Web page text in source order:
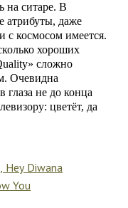
на ситаре. В
атрибуты, даже
с космосом имеется.
хороших
сложно
Очевидна
глаза не до конца
цветёт, да
Hey Diwana
You